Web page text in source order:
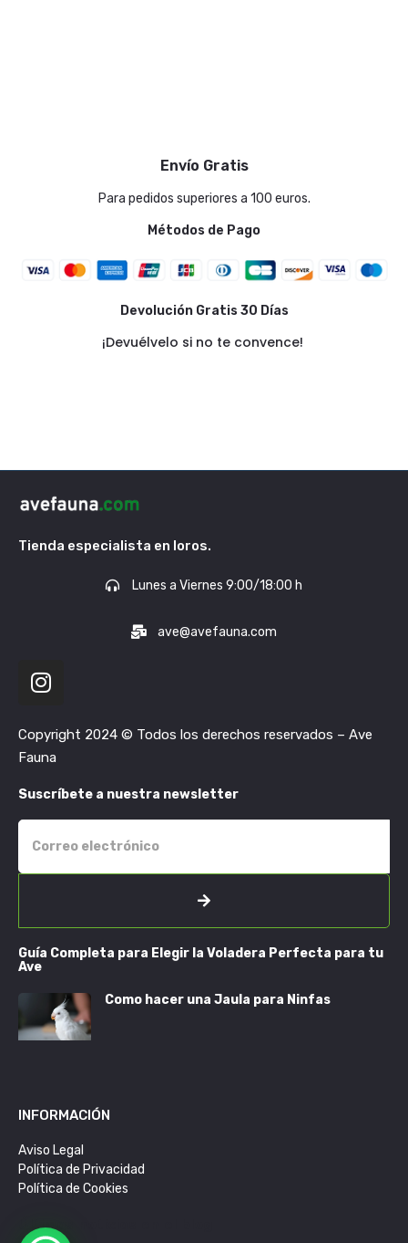
Envío Gratis
Para pedidos superiores a 100 euros.
Métodos de Pago
Devolución Gratis 30 Días
¡Devuélvelo si no te convence!
Tienda especialista en loros.
Lunes a Viernes 9:00/18:00 h
ave@avefauna.com
Copyright 2024 © Todos los derechos reservados – Ave
Fauna
Suscríbete a nuestra newsletter
Guía Completa para Elegir la Voladera Perfecta para tu
Ave
Como hacer una Jaula para Ninfas
INFORMACIÓN
Aviso Legal
Política de Privacidad
Política de Cookies
Últimas noticias en el blog